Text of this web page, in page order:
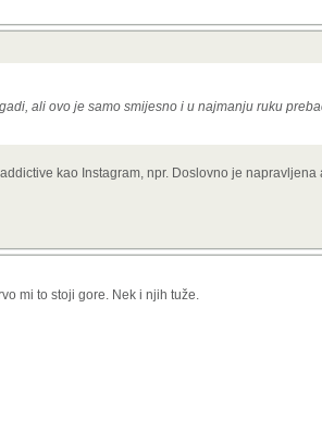
ali ovo je samo smijesno i u najmanju ruku
kao Instagram, npr. Doslovno je
mi to stoji gore. Nek i njih tuže.